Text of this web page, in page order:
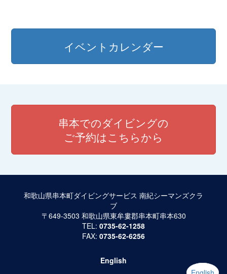
イベントカレンダー
串本でのダイビングの
ご予約はこちらから
和歌山県串本町ダイビングサービス 南紀シーマンズクラ
ブ
〒649-3503 和歌山県東牟婁郡串本町串本630
TEL: 0735-62-1258
FAX: 0735-62-6256
English